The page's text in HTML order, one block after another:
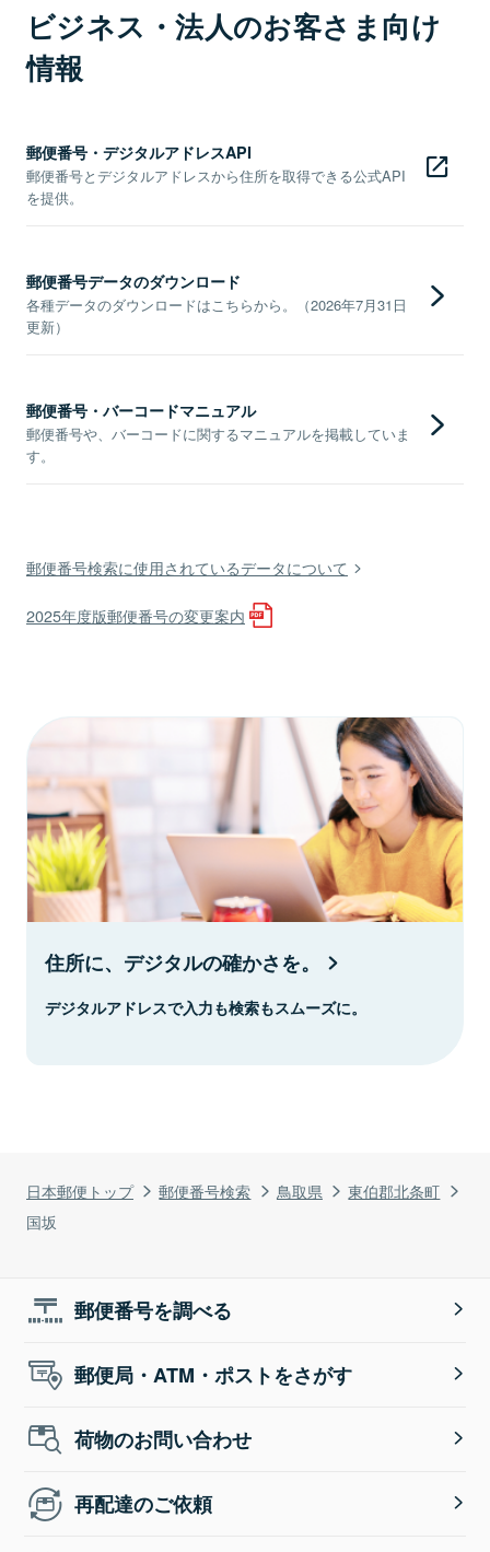
日本郵便トップ 郵便番号検索 鳥取県
東伯郡北条町
国坂
ビジネス・法人のお客さま向け
情報
郵便番号・デジタルアドレスAPI
郵便番号とデジタルアドレスから住所を取得できる公式API
を提供。
郵便番号データのダウンロード
各種データのダウンロードはこちらから。（2026年7月31日
更新）
郵便番号・バーコードマニュアル
郵便番号や、バーコードに関するマニュアルを掲載していま
す。
郵便番号検索に使用されているデータについて
2025年度版郵便番号の変更案内
住所に、デジタルの確かさを。
デジタルアドレスで入力も検索もスムーズに。
郵便番号を調べる
郵便局・ATM・ポストをさがす
荷物のお問い合わせ
再配達のご依頼